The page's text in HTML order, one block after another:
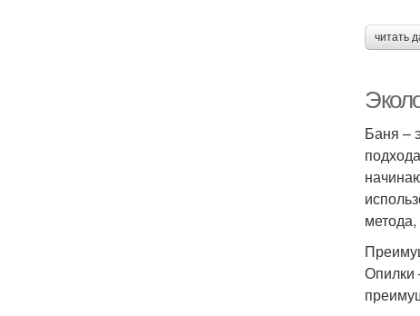
читать
Баня –
Опилки